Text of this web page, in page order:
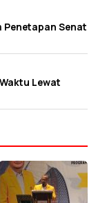
Penetapan Senat
Lewat